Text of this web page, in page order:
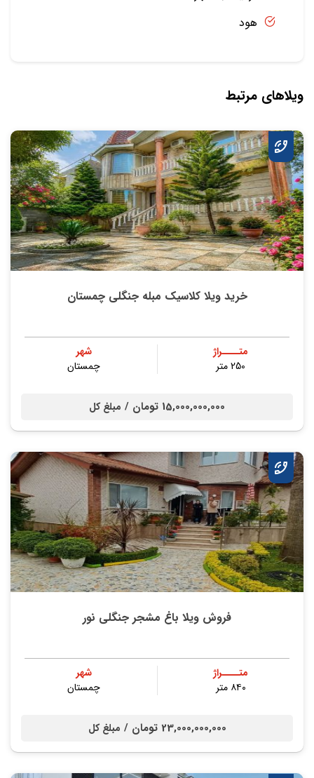
هود
ویلاهای مرتبط
خرید ویلا کلاسیک مبله جنگلی چمستان
متــــراژ
250 متر
شهر
چمستان
15,000,000,000 تومان / مبلغ کل
فروش ویلا باغ مشجر جنگلی نور
متــــراژ
۸۴۰ متر
شهر
چمستان
23,000,000,000 تومان / مبلغ کل